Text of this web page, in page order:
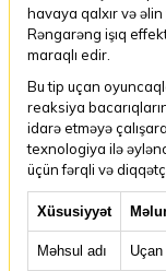
havaya qalxır və əlin
Rəngarəng işıq
maraqlı edir.
Bu tip uçan
reaksiya
idarə etməyə
texnologiya ilə
üçün fərqli və
Xüsusiyyət
Məhsul adı